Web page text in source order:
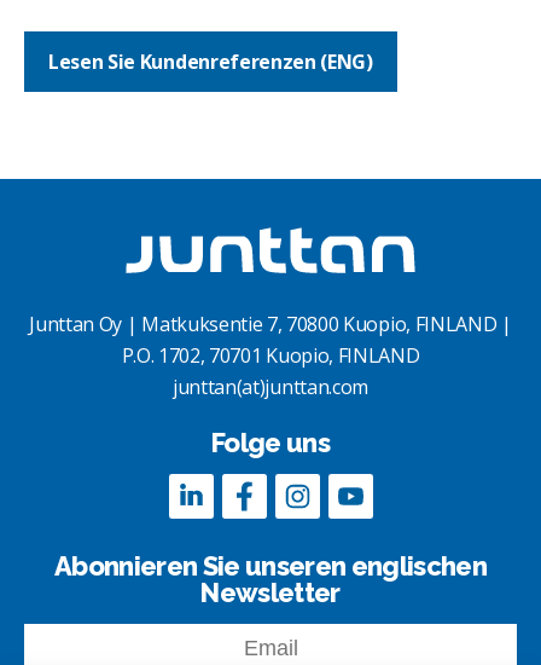
Lesen Sie Kundenreferenzen (ENG)
Junttan Oy | Matkuksentie 7, 70800 Kuopio, FINLAND |
P.O. 1702, 70701 Kuopio, FINLAND
junttan(at)junttan.com
Folge uns
Abonnieren Sie unseren englischen
Newsletter